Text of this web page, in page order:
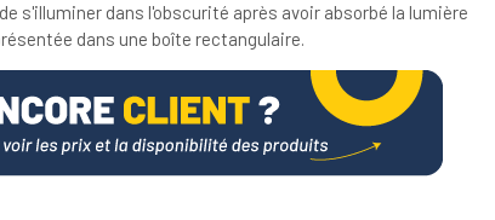
s'illuminer dans l'obscurité après avoir absorbé la lumière
dans une boîte rectangulaire.